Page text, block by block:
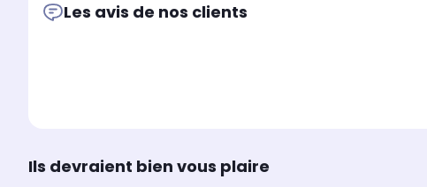
Les avis de nos clients
Ils devraient bien vous plaire